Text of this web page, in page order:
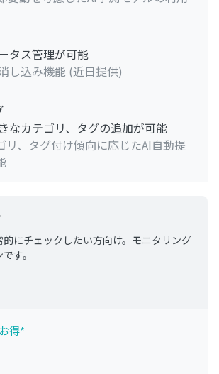
タス管理が可能
し込み機能 (近日提供)
なカテゴリ、タグの追加が可能
リ、タグ付け傾向に応じたAI自動提
にチェックしたい方向け。モニタリング
す。
得*